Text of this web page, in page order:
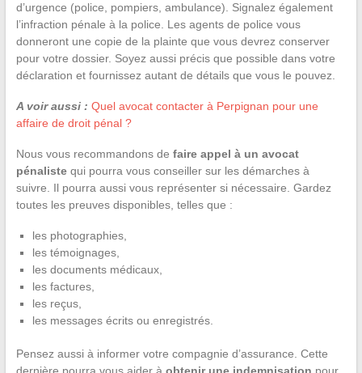
d’urgence (police, pompiers, ambulance). Signalez également
l’infraction pénale à la police. Les agents de police vous
donneront une copie de la plainte que vous devrez conserver
pour votre dossier. Soyez aussi précis que possible dans votre
déclaration et fournissez autant de détails que vous le pouvez.
A voir aussi : Quel avocat contacter à Perpignan pour une
affaire de droit pénal ?
Nous vous recommandons de faire appel à un avocat
pénalistequi pourra vous conseiller sur les démarches à
suivre. Il pourra aussi vous représenter si nécessaire. Gardez
toutes les preuves disponibles, telles que :
les photographies,
les témoignages,
les documents médicaux,
les factures,
les reçus,
les messages écrits ou enregistrés.
Pensez aussi à informer votre compagnie d’assurance. Cette